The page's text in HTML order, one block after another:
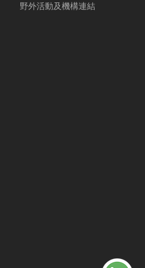
野外活動及機構連結